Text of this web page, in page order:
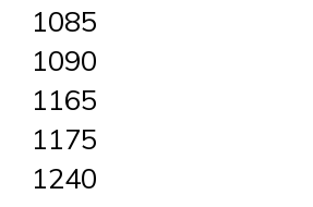
1085
1090
1165
1175
1240